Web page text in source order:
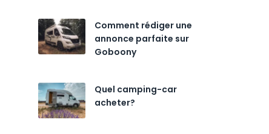
Comment rédiger une
annonce parfaite sur
Goboony
Quel camping-car
acheter?